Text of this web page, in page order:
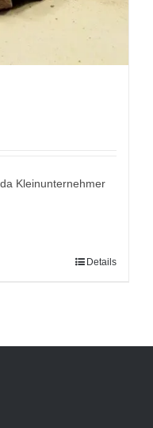
Kleinunternehmer
Details